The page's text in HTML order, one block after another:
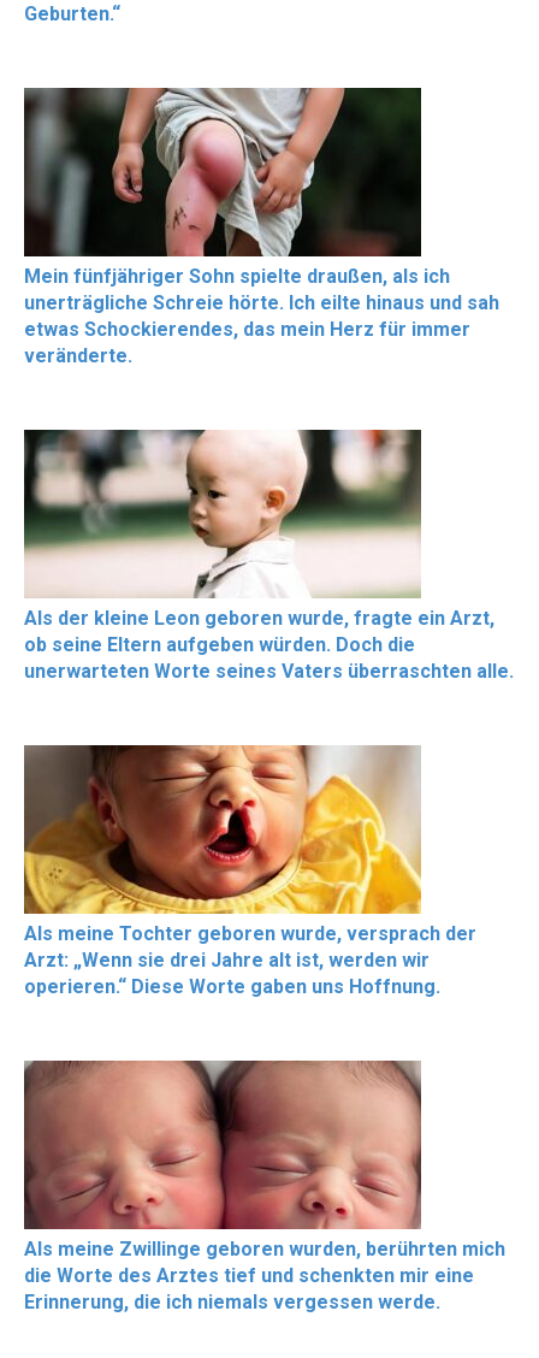
Geburten.“
Mein fünfjähriger Sohn spielte draußen, als ich
unerträgliche Schreie hörte. Ich eilte hinaus und sah
etwas Schockierendes, das mein Herz für immer
veränderte.
Als der kleine Leon geboren wurde, fragte ein Arzt,
ob seine Eltern aufgeben würden. Doch die
unerwarteten Worte seines Vaters überraschten alle.
Als meine Tochter geboren wurde, versprach der
Arzt: „Wenn sie drei Jahre alt ist, werden wir
operieren.“ Diese Worte gaben uns Hoffnung.
Als meine Zwillinge geboren wurden, berührten mich
die Worte des Arztes tief und schenkten mir eine
Erinnerung, die ich niemals vergessen werde.